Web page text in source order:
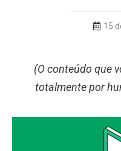
15
(O conteúdo que
totalmente por